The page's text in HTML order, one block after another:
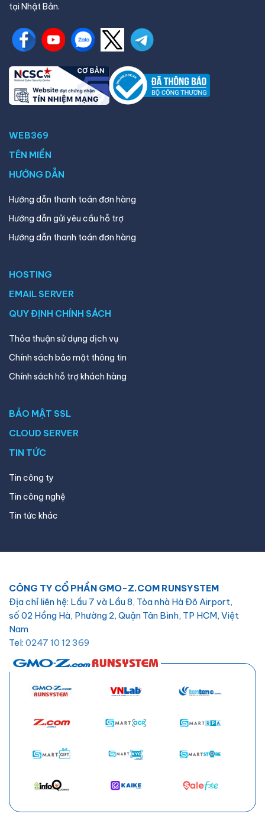
tại Nhật Bản.
WEB369
TÊN MIỀN
HƯỚNG DẪN
Hướng dẫn thanh toán đơn hàng
Hướng dẫn gửi yêu cầu hỗ trợ
Hướng dẫn thanh toán đơn hàng
HOSTING
EMAIL SERVER
QUY ĐỊNH CHÍNH SÁCH
Thỏa thuận sử dụng dịch vụ
Chính sách bảo mật thông tin
Chính sách hỗ trợ khách hàng
BẢO MẬT SSL
CLOUD SERVER
TIN TỨC
Tin công ty
Tin công nghệ
Tin tức khác
CÔNG TY CỔ PHẦN GMO-Z.COM RUNSYSTEM
Địa chỉ liên hệ: Lầu 7 và Lầu 8, Tòa nhà Hà Đô Airport,
số 02 Hồng Hà, Phường 2, Quận Tân Bình, TP HCM, Việt
Nam
Tel: 0247 10 12 369
Email: hotro@hostify.vn